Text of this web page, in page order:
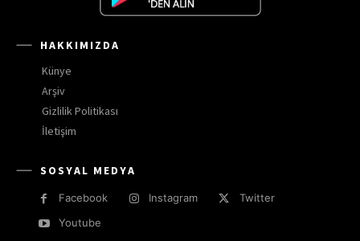
HAKKIMIZDA
Künye
Arşiv
Gizlilik Politikası
İletişim
SOSYAL MEDYA
Facebook Instagram
Twitter
Youtube